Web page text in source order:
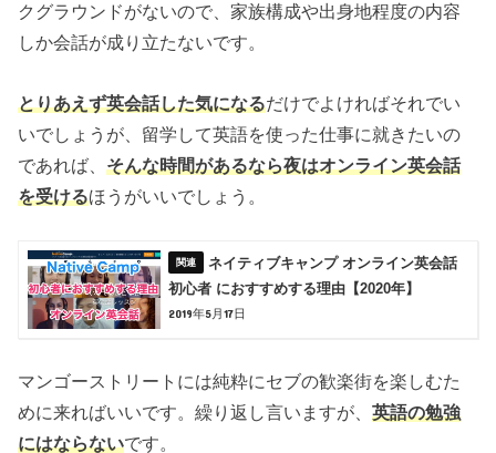
クグラウンドがないので、家族構成や出身地程度の内容
しか会話が成り立たないです。
とりあえず英会話した気になるだけでよければそれでい
いでしょうが、留学して英語を使った仕事に就きたいの
であれば、 そんな時間があるなら夜はオンライン英会話
を受けるほうがいいでしょう。
ネイティブキャンプ オンライン英会話
初心者 におすすめする理由【2020年】
2019年5月17日
マンゴーストリートには純粋にセブの歓楽街を楽しむた
めに来ればいいです。繰り返し言いますが、英語の勉強
にはならないです。